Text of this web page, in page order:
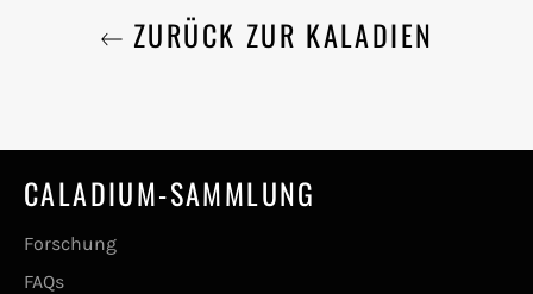
ZURÜCK ZUR KALADIEN
CALADIUM-SAMMLUNG
Forschung
FAQs